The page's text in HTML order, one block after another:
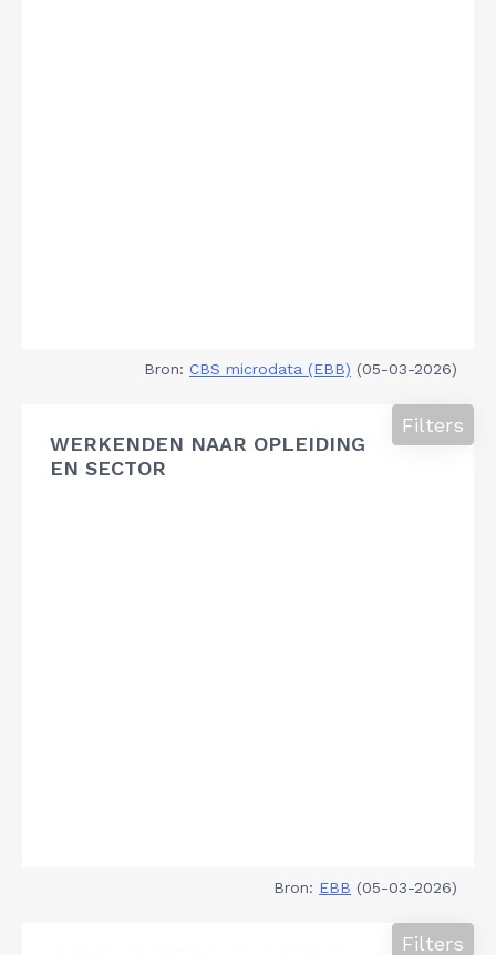
Bron: CBS microdata (EBB) (05-03-2026)
WERKENDEN NAAR OPLEIDING
EN SECTOR
Filters
Bron: EBB (05-03-2026)
Filters